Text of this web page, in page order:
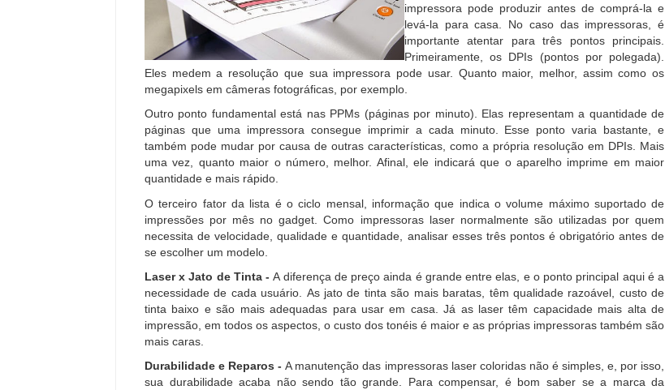
impressora pode produzir antes de comprá-la e
levá-la para casa. No caso das impressoras, é
importante atentar para três pontos principais.
Primeiramente, os DPIs (pontos por polegada).
Eles medem a resolução que sua impressora pode usar. Quanto maior, melhor, assim como os
megapixels em câmeras fotográficas, por exemplo.
Outro ponto fundamental está nas PPMs (páginas por minuto). Elas representam a quantidade de
páginas que uma impressora consegue imprimir a cada minuto. Esse ponto varia bastante, e
também pode mudar por causa de outras características, como a própria resolução em DPIs. Mais
uma vez, quanto maior o número, melhor. Afinal, ele indicará que o aparelho imprime em maior
quantidade e mais rápido.
O terceiro fator da lista é o ciclo mensal, informação que indica o volume máximo suportado de
impressões por mês no gadget. Como impressoras laser normalmente são utilizadas por quem
necessita de velocidade, qualidade e quantidade, analisar esses três pontos é obrigatório antes de
se escolher um modelo.
Laser x Jato de Tinta -A diferença de preço ainda é grande entre elas, e o ponto principal aqui é a
necessidade de cada usuário. As jato de tinta são mais baratas, têm qualidade razoável, custo de
tinta baixo e são mais adequadas para usar em casa. Já as laser têm capacidade mais alta de
impressão, em todos os aspectos, o custo dos tonéis é maior e as próprias impressoras também são
mais caras.
Durabilidade e Reparos - A manutenção das impressoras laser coloridas não é simples, e, por isso,
sua durabilidade acaba não sendo tão grande. Para compensar, é bom saber se a marca da